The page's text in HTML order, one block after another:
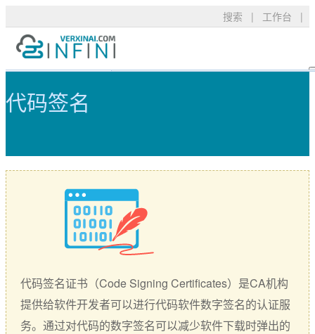
搜索 | 工作台
|
GeoTrust
GeoTrust Flex
Thawte
Sectigo
PositiveSSL
技术支持
安装部署
数字签名
安全技术
购买配置
SSL工具
CSR生成
购买产品
代码签名
代码签名证书（Code Signing Certificates）是CA机构
提供给软件开发者可以进行代码软件数字签名的认证服
务。通过对代码的数字签名可以减少软件下载时弹出的